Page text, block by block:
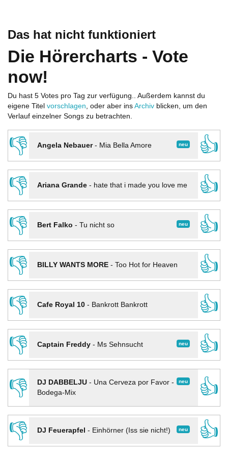
Das hat nicht funktioniert
Die Hörercharts - Vote
now!
Du hast 5 Votes pro Tag zur verfügung.. Außerdem kannst du
eigene Titel vorschlagen, oder aber ins Archiv blicken, um den
Verlauf einzelner Songs zu betrachten.
👎 neu
Angela Nebauer- Mia Bella Amore
👍
👎
Ariana Grande- hate that i made you love me
👍
👎
neu
Bert Falko - Tu nicht so
👍
👎
BILLY WANTS MORE- Too Hot for Heaven
👍
👎
Cafe Royal 10- Bankrott Bankrott
👍
👎
neu
Captain Freddy- Ms Sehnsucht
👍
👎
neu
DJ DABBELJU- Una Cerveza por Favor -
Bodega-Mix
👍
👎
neu
DJ Feuerapfel - Einhörner (Iss sie nicht!)
👍